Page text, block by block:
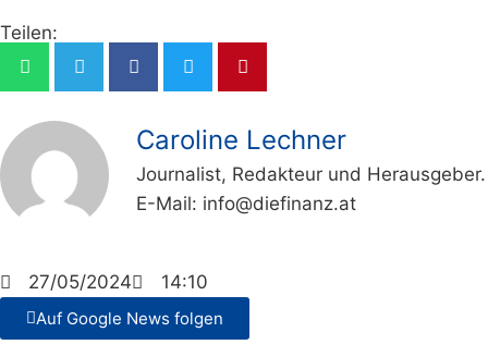
Teilen:
Caroline Lechner
Journalist, Redakteur und Herausgeber.
E-Mail: info@diefinanz.at
27/05/2024 14:10
Auf Google News folgen